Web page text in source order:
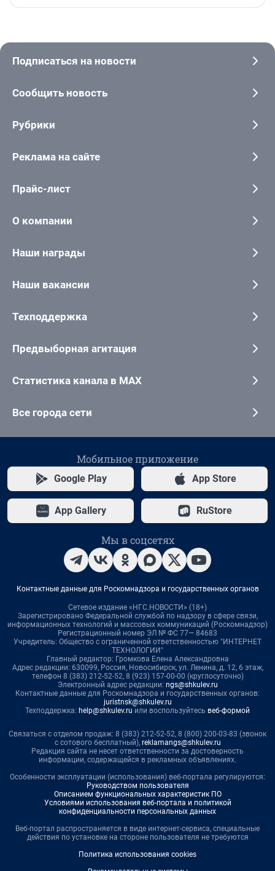
Подписаться на новости
Сообщить новость
Рубрики
Реклама на сайте
Прайс-лист
О компании
Наши награды
Наши вакансии
Техподдержка
Предвыборная агитация
Статистика канала в MAX
Все города сети
Мобильное приложение
Google Play App Store
App Gallery RuStore
Мы в соцсетях
Контактные данные для Роскомнадзора и государственных органов
Сетевое издание «НГС.НОВОСТИ» (18+)
Зарегистрировано Федеральной службой по надзору в сфере связи,
информационных технологий и массовых коммуникаций (Роскомнадзор)
Регистрационный номер ЭЛ № ФС 77— 84683
Учредитель: Общество с ограниченной ответственностью "ИНТЕРНЕТ
ТЕХНОЛОГИИ"
Главный редактор: Громкова Елена Александровна
Адрес редакции: 630099, Россия, Новосибирск, ул. Ленина, д. 12, 6 этаж,
телефон 8 (383) 212-52-52, 8 (923) 157-00-00 (круглосуточно)
Электронный адрес редакции: ngs@shkulev.ru
Контактные данные для Роскомнадзора и государственных органов:
juristnsk@shkulev.ru
Техподдержка: help@shkulev.ru или воспользуйтесь веб-формой
Связаться с отделом продаж: 8 (383) 212-52-52, 8 (800) 200-03-83 (звонок
с сотового бесплатный), reklamangs@shkulev.ru
Редакция сайта не несет ответственности за достоверность
информации, содержащейся в рекламных объявлениях.
Особенности эксплуатации (использования) веб-портала регулируются:
Руководством пользователя
Описанием функциональных характеристик ПО
Условиями использования веб-портала и политикой
конфиденциальности персональных данных
Веб-портал распространяется в виде интернет-сервиса, специальные
действия по установке на стороне пользователя не требуются
Политика использования cookies